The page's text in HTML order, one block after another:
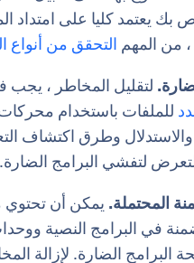
من المهم التحقق من أنواع
لتقليل المخاطر ، يجب
للملفات باستخدام
وطرق اكتشاف
لتفشي البرامج الضارة.
في البرامج النصية ووحدات
الضارة. لإزالة